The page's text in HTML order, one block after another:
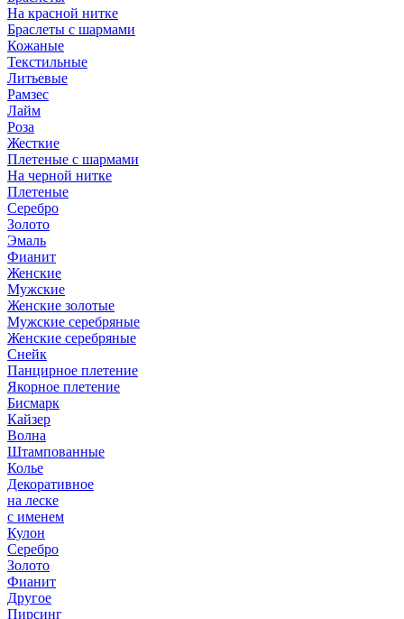
На красной нитке
Браслеты с шармами
Кожаные
Текстильные
Литьевые
Рамзес
Лайм
Роза
Жесткие
Плетеные с шармами
На черной нитке
Плетеные
Серебро
Золото
Эмаль
Фианит
Женские
Мужские
Женские золотые
Мужские серебряные
Женские серебряные
Снейк
Панцирное плетение
Якорное плетение
Бисмарк
Кайзер
Волна
Штампованные
Колье
Декоративное
на леске
с именем
Кулон
Серебро
Золото
Фианит
Другое
Пирсинг